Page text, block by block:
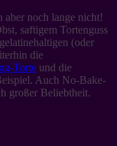
aber noch lange nicht!
saftigem Tortenguss
(oder
die
Torte und die
Auch No-Bake-
großer Beliebtheit.